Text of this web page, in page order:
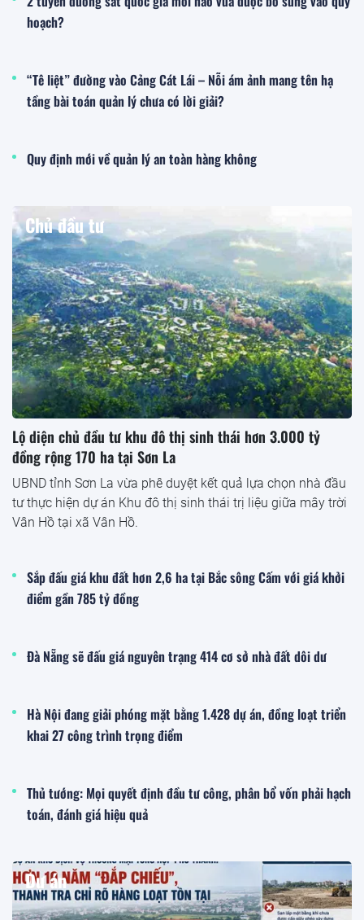
hoạch?
“Tê liệt” đường vào Cảng Cát Lái – Nỗi ám ảnh mang tên hạ
tầng bài toán quản lý chưa có lời giải?
Quy định mới về quản lý an toàn hàng không
Chủ đầu tư
Lộ diện chủ đầu tư khu đô thị sinh thái hơn 3.000 tỷ
đồng rộng 170 ha tại Sơn La
UBND tỉnh Sơn La vừa phê duyệt kết quả lựa chọn nhà đầu
tư thực hiện dự án Khu đô thị sinh thái trị liệu giữa mây trời
Vân Hồ tại xã Vân Hồ.
Sắp đấu giá khu đất hơn 2,6 ha tại Bắc sông Cấm với giá khởi
điểm gần 785 tỷ đồng
Đà Nẵng sẽ đấu giá nguyên trạng 414 cơ sở nhà đất dôi dư
Hà Nội đang giải phóng mặt bằng 1.428 dự án, đồng loạt triển
khai 27 công trình trọng điểm
Thủ tướng: Mọi quyết định đầu tư công, phân bổ vốn phải hạch
toán, đánh giá hiệu quả
Dự án